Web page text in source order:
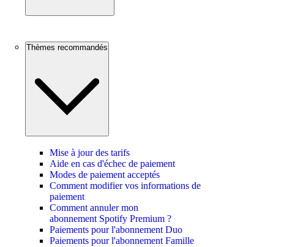
Thèmes recommandés
Mise à jour des tarifs
Aide en cas d'échec de paiement
Modes de paiement acceptés
Comment modifier vos informations de
paiement
Comment annuler mon
abonnement Spotify Premium ?
Paiements pour l'abonnement Duo
Paiements pour l'abonnement Famille